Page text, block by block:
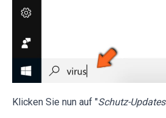
Klicken Sie nun auf "Schutz-Updates